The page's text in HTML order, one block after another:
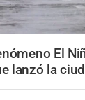
El
lanzó la